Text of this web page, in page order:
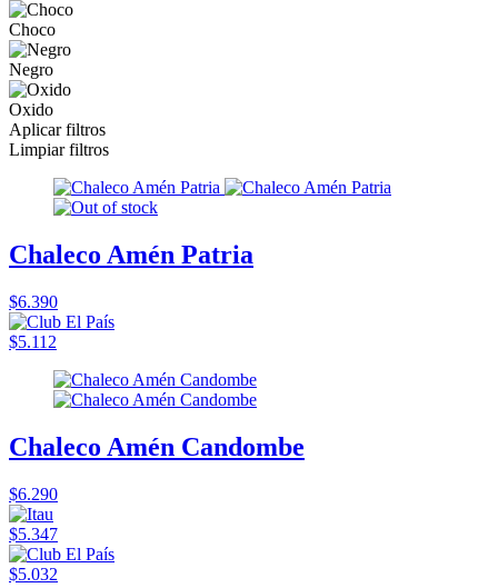
Choco
Negro
Oxido
Aplicar filtros
Limpiar filtros
Chaleco Amén Patria
$6.390
$5.112
Chaleco Amén Candombe
$6.290
$5.347
$5.032